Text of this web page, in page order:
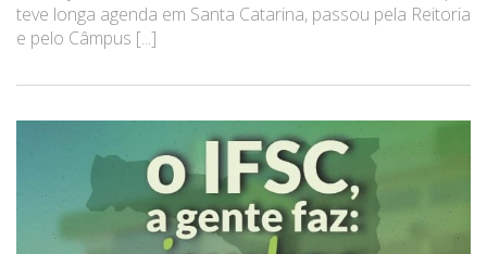
teve longa agenda em Santa Catarina, passou pela Reitoria
e pelo Câmpus [...]